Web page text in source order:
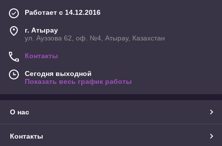
Работает с 14.12.2016
г. Атырау
ул. Ауэзова 62, оф. №4, Атырау, Казахстан
Контакты
Сегодня выходной
Показать весь график работы
О нас
Контакты